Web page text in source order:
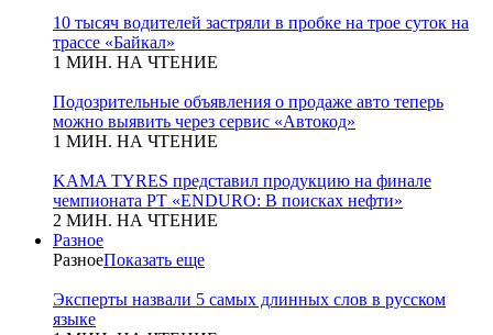
10 тысяч водителей застряли в пробке на трое суток на
трассе «Байкал»
1 МИН. НА ЧТЕНИЕ
Подозрительные объявления о продаже авто теперь
можно выявить через сервис «Автокод»
1 МИН. НА ЧТЕНИЕ
KAMA TYRES представил продукцию на финале
чемпионата РТ «ENDURO: В поисках нефти»
2 МИН. НА ЧТЕНИЕ
Разное
РазноеПоказать еще
Эксперты назвали 5 самых длинных слов в русском
языке